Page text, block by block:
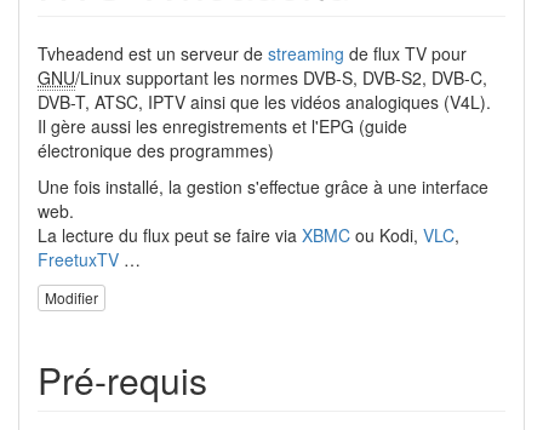
Tvheadend est un serveur de streaming de flux TV pour
GNU/Linux supportant les normes DVB-S, DVB-S2, DVB-C,
DVB-T, ATSC, IPTV ainsi que les vidéos analogiques (V4L).
Il gère aussi les enregistrements et l'EPG (guide
électronique des programmes)
Une fois installé, la gestion s'effectue grâce à une interface
web.
La lecture du flux peut se faire via XBMC ou Kodi, VLC,
FreetuxTV …
Modifier
Pré-requis